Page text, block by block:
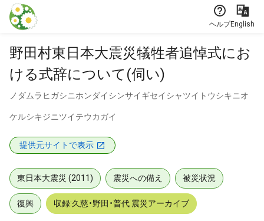
本文に飛ぶ
ヘルプEnglish
野田村東日本大震災犠牲者追悼式にお
ける式辞について(伺い)
ノダムラヒガシニホンダイシンサイギセイシャツイトウシキニオ
ケルシキジニツイテウカガイ
提供元サイトで表示
東日本大震災 (2011) 震災への備え 被災状況
復興 収録:久慈・野田・普代 震災アーカイブ